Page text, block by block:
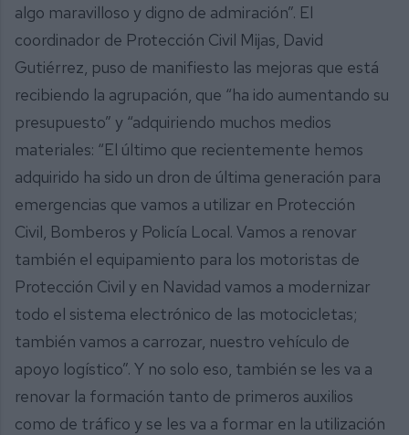
algo maravilloso y digno de admiración”. El
coordinador de Protección Civil Mijas, David
Gutiérrez, puso de manifiesto las mejoras que está
recibiendo la agrupación, que “ha ido aumentando su
presupuesto” y “adquiriendo muchos medios
materiales: “El último que recientemente hemos
adquirido ha sido un dron de última generación para
emergencias que vamos a utilizar en Protección
Civil, Bomberos y Policía Local. Vamos a renovar
también el equipamiento para los motoristas de
Protección Civil y en Navidad vamos a modernizar
todo el sistema electrónico de las motocicletas;
también vamos a carrozar, nuestro vehículo de
apoyo logístico”. Y no solo eso, también se les va a
renovar la formación tanto de primeros auxilios
como de tráfico y se les va a formar en la utilización